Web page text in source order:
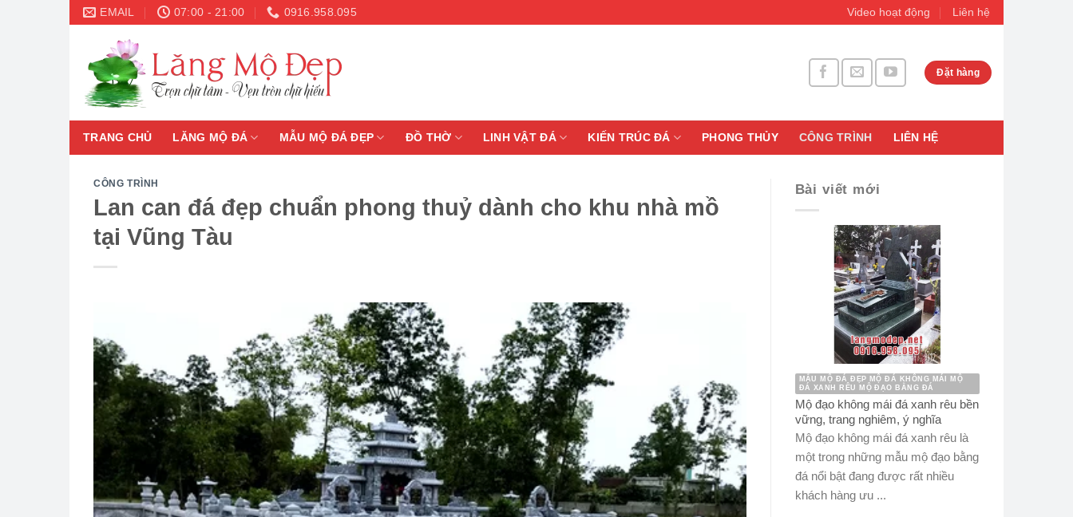
Skip
content
EMAIL 07:00 - 21:00 0916.958.095 Video hoạt động Liên hệ
Đặt hàng
TRANG CHỦ LĂNG MỘ ĐÁ MẪU MỘ ĐÁ ĐẸP ĐỒ THỜ LINH VẬT ĐÁ KIẾN TRÚC ĐÁ PHONG THỦY CÔNG TRÌNH LIÊN HỆ
CÔNG TRÌNH
Lan can đá đẹp chuẩn phong thuỷ dành cho khu nhà mồ
tại Vũng Tàu
Bài viết mới
MẪU MỘ ĐÁ ĐẸP MỘ ĐÁ KHÔNG MÁI MỘ
ĐÁ XANH RÊU MỘ ĐẠO BẰNG ĐÁ
Mộ đạo không mái đá xanh rêu bền
vững, trang nghiêm, ý nghĩa
Mộ đạo không mái đá xanh rêu là
một trong những mẫu mộ đạo bằng
đá nổi bật đang được rất nhiều
khách hàng ưu ...